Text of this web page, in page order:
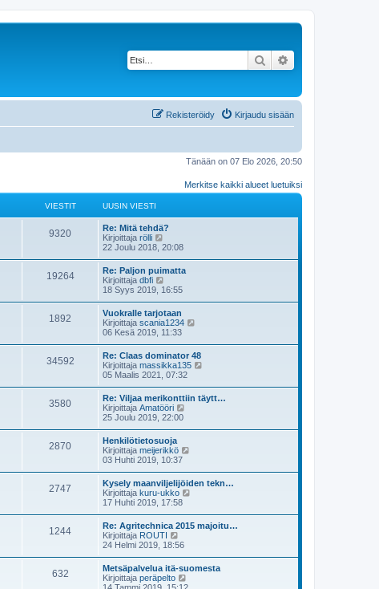
Etsi
Kirjaudu sisään
Rekisteröidy
Tänään on 07 Elo 2026, 20:50
Merkitse kaikki alueet luetuiksi
VIESTIT UUSIN VIESTI
9320
Re: Mitä tehdä?
Kirjoittaja rölli
ä
ä
u
u
s
i
n
v
i
e
s
t
22 Joulu 2018, 20:08
19264
Re: Paljon puimatta
Kirjoittaja dbfi
ä
ä
u
u
s
i
n
v
i
e
s
t
i
18 Syys 2019, 16:55
1892
Vuokralle tarjotaan
Kirjoittaja scania1234
t
ä
u
s
i
06 Kesä 2019, 11:33
34592
Re: Claas dominator 48
Kirjoittaja massikka135
t
ä
s
i
e
s
05 Maalis 2021, 07:32
3580
Re: Viljaa merikonttiin täytt…
Kirjoittaja Amatööri
ä
u
s
i
n
i
e
s
25 Joulu 2019, 22:00
2870
Henkilötietosuoja
Kirjoittaja meijerikkö
t
ä
s
i
i
e
s
03 Huhti 2019, 10:37
2747
Kysely maanviljelijöiden tekn…
Kirjoittaja kuru-ukko
t
ä
s
i
17 Huhti 2019, 17:58
1244
Re: Agritechnica 2015 majoitu…
Kirjoittaja ROUTI
ä
ä
u
24 Helmi 2019, 18:56
632
Metsäpalvelua itä-suomesta
Kirjoittaja peräpelto
ä